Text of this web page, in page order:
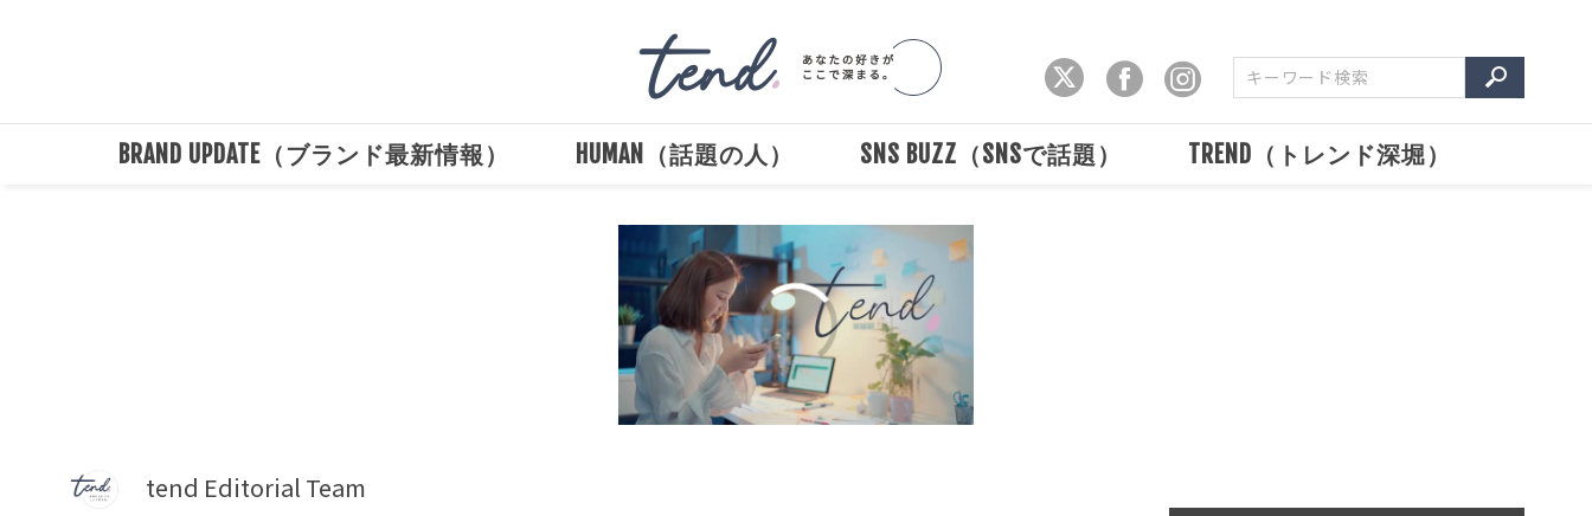
BRAND UPDATE（ブランド最新情報） HUMAN（話題の人） SNS BUZZ（SNSで話題） TREND（トレンド深堀）
00:00/ 00:30
tend Editorial Team